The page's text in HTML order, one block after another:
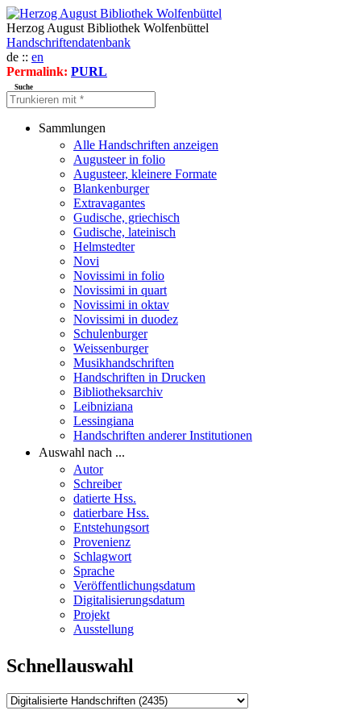
Herzog August Bibliothek Wolfenbüttel
Handschriftendatenbank
de :: en
Permalink: PURL
Suche
Sammlungen
Alle Handschriften anzeigen
Augusteer in folio
Augusteer, kleinere Formate
Blankenburger
Extravagantes
Gudische, griechisch
Gudische, lateinisch
Helmstedter
Novi
Novissimi in folio
Novissimi in quart
Novissimi in oktav
Novissimi in duodez
Schulenburger
Weissenburger
Musikhandschriften
Handschriften in Drucken
Bibliotheksarchiv
Leibniziana
Lessingiana
Handschriften anderer Institutionen
Auswahl nach ...
Autor
Schreiber
datierte Hss.
datierbare Hss.
Entstehungsort
Provenienz
Schlagwort
Sprache
Veröffentlichungsdatum
Digitalisierungsdatum
Projekt
Ausstellung
Schnellauswahl